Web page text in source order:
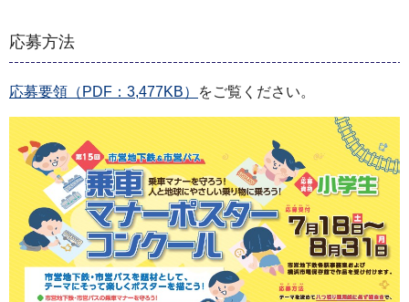
応募方法
応募要領（PDF：3,477KB） をご覧ください。